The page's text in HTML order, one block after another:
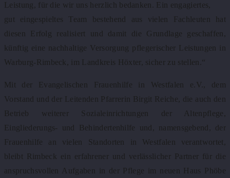
Leistung, für die wir uns herzlich bedanken. Ein engagiertes,
gut eingespieltes Team bestehend aus vielen Fachleuten hat
diesen Erfolg realisiert und damit die Grundlage geschaffen,
künftig eine nachhaltige Versorgung pflegerischer Leistungen in
Warburg-Rimbeck, im Landkreis Höxter, sicher zu stellen.“
Mit der Evangelischen Frauenhilfe in Westfalen e.V., dem
Vorstand und der Leitenden Pfarrerin Birgit Reiche, die auch den
Betrieb weiterer Sozialeinrichtungen der Altenpflege,
Eingliederungs- und Behindertenhilfe und, namensgebend, der
Frauenhilfe an vielen Standorten in Westfalen verantwortet,
bleibt Rimbeck ein erfahrener und verlässlicher Partner für die
anspruchsvollen Aufgaben in der Pflege im neuen Haus Phöbe